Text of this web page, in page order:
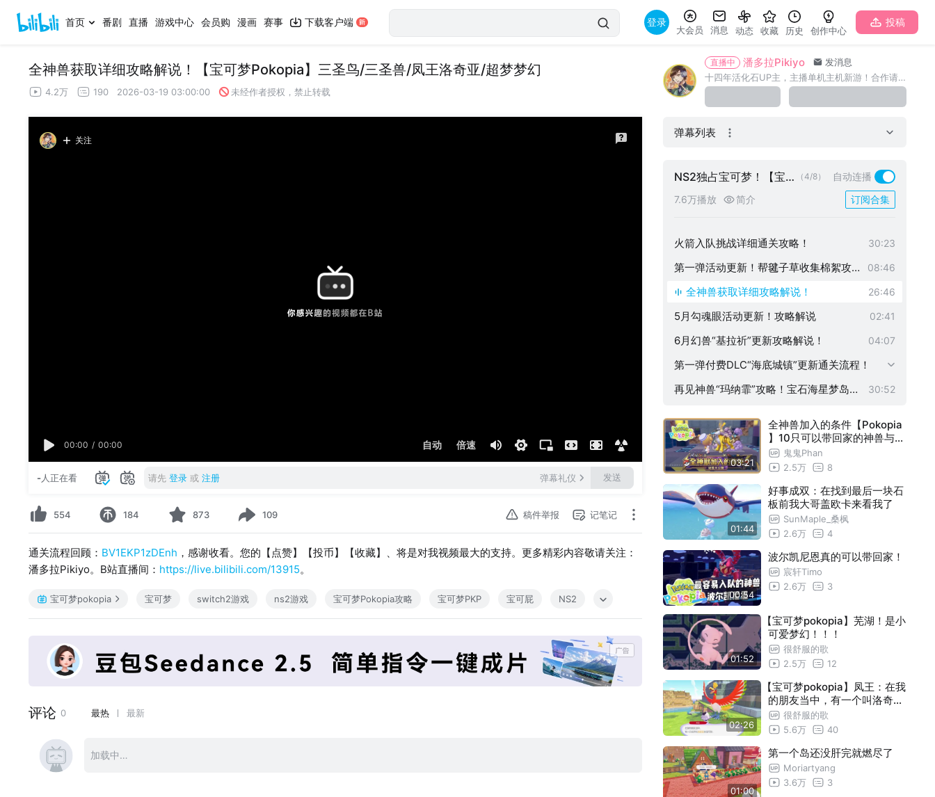
首页 番剧 直播 游戏中心 会员购 漫画 赛事 下载客户端 登录
大会员 消息 动态 收藏 历史 创作中心
投稿
全神兽获取详细攻略解说！【宝可梦Pokopia】三圣鸟/三圣兽/凤王洛奇亚/超梦梦幻
4.2万 190 2026-03-19 03:00:00 未经作者授权，禁止转载
关注
00:00 / 00:00 自动 倍速
-人正在看 请先 登录 或 注册 弹幕礼仪 发送
554 184 873 109 稿件举报 记笔记
通关流程回顾： BV1EKP1zDEnh ，感谢收看。您的【点赞】【投币】【收藏】、将是对我视频最大的支持。更多精彩内容敬请关注：
潘多拉Pikiyo。B站直播间： https://live.bilibili.com/13915。
宝可梦pokopia 宝可梦 switch2游戏 ns2游戏 宝可梦Pokopia攻略 宝可梦PKP 宝可屁 NS2
直播中 潘多拉Pikiyo
发消息
十四年活化石UP主，主播单机主机新游！合作请私信（直播通知粉丝群：424612030）
弹幕列表
NS2独占宝可梦！【宝
攻略解说
（4/8）
自动连播
7.6万播放
简介 订阅合集
火箭入队挑战详细通关攻略！ 30:23
第一弹活动更新！帮毽子草收集棉絮攻
略！
08:46
全神兽获取详细攻略解说！ 26:46
5月勾魂眼活动更新！攻略解说 02:41
6月幻兽“基拉祈”更新攻略解说！ 04:07
第一弹付费DLC“海底城镇”更新通关流程！
再见神兽“玛纳霏”攻略！宝石海星梦岛怎
30:52
03:21
全神兽加入的条件【Pokopia
】10只可以带回家的神兽与幻
兽 四个梦岛机率遭遇 还能更
容易提升环境等级【#鬼鬼】
kopia》
鬼鬼Phan
2.5万
8
01:44
好事成双：在找到最后一块石
板前我大哥盖欧卡来看我了
SunMaple_桑枫
2.6万
4
00:54
波尔凯尼恩真的可以带回家！
宸轩Timo
2.6万
3
01:52
【宝可梦pokopia】芜湖！是小
可爱梦幻！！！
很舒服的歌
2.5万
12
02:26
【宝可梦pokopia】凤王：在我
的朋友当中，有一个叫洛奇亚
的宝可梦
很舒服的歌
5.6万
40
01:00
第一个岛还没肝完就燃尽了
Moriartyang
3.6万
3